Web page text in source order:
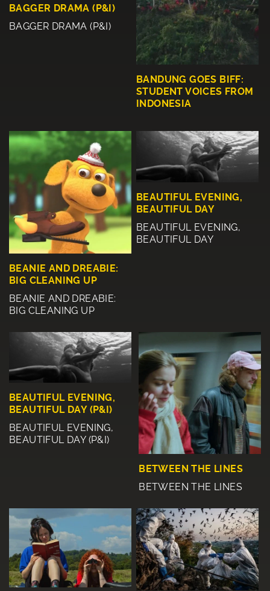
BAGGER DRAMA (P&I)
BAGGER DRAMA (P&I)
BANDUNG GOES BIFF:
STUDENT VOICES FROM
INDONESIA
BEANIE AND DREABIE:
BIG CLEANING UP
BEANIE AND DREABIE:
BIG CLEANING UP
BEAUTIFUL EVENING,
BEAUTIFUL DAY
BEAUTIFUL EVENING,
BEAUTIFUL DAY
BEAUTIFUL EVENING,
BEAUTIFUL DAY (P&I)
BEAUTIFUL EVENING,
BEAUTIFUL DAY (P&I)
BETWEEN THE LINES
BETWEEN THE LINES